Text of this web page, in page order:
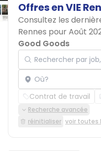
OffresenVIE
Consultez les
Rennes pour Août
Good Goods
Rechercher par job,
Localisation
Contrat de travail
Recherche avancée
réinitialiser voir toutes